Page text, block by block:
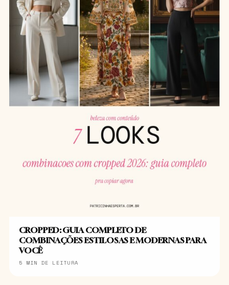
CROPPED: GUIA COMPLETO DE
COMBINAÇÕES ESTILOSAS E MODERNAS PARA
VOCÊ
5 MIN DE LEITURA